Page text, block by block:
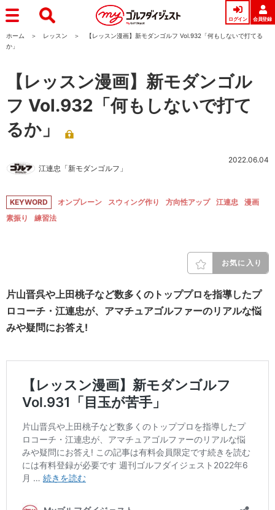
ログイン 会員登録
ホーム レッスン
【レッスン漫画】新モダンゴルフ Vol.932「何もしないで打てる
か」
【レッスン漫画】新モダンゴル
フ Vol.932「何もしないで打て
るか」
江連忠「新モダンゴルフ」
2022.06.04
KEYWORD オンプレーン スウィング作り 方向性アップ 江連忠
漫画
素振り
練習法
お気に入り
片山晋呉や上田桃子など数多くのトッププロを指導したプ
ロコーチ・江連忠が、アマチュアゴルファーのリアルな悩
みや疑問にお答え!